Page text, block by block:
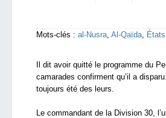
Mots-clés : al-Nusra, Al-Qaïda,
Il dit avoir quitté le programme du
camarades confirment qu’il a
toujours été des leurs.
Le commandant de la Division 30,